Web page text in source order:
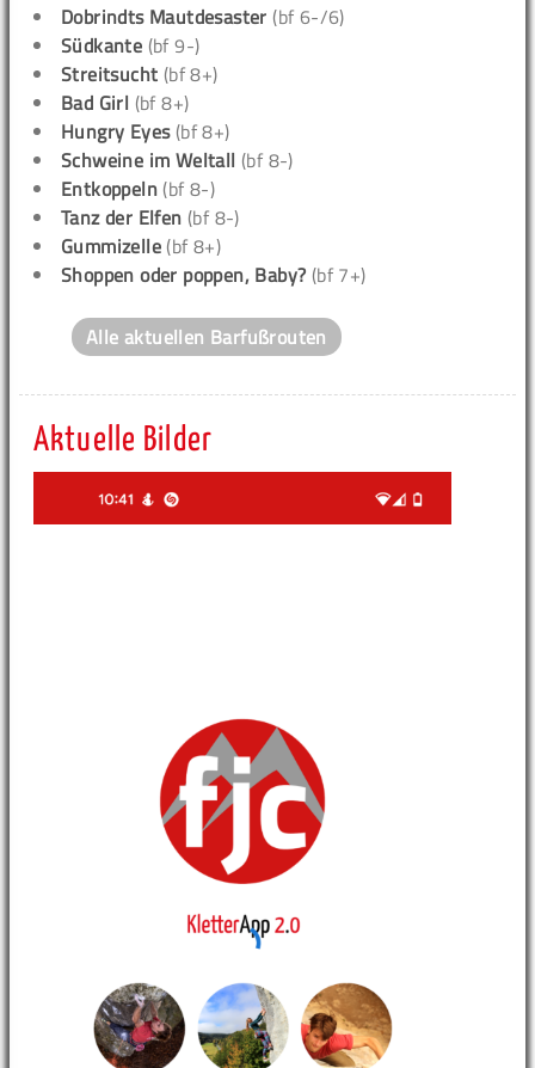
Dobrindts Mautdesaster (bf 6-/6)
Südkante (bf 9-)
Streitsucht (bf 8+)
Bad Girl (bf 8+)
Hungry Eyes(bf 8+)
Schweine im Weltall (bf 8-)
Entkoppeln (bf 8-)
Tanz der Elfen (bf 8-)
Gummizelle (bf 8+)
Shoppen oder poppen, Baby? (bf 7+)
Alle aktuellen Barfußrouten
Aktuelle Bilder